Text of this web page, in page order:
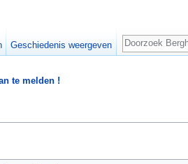
te melden !
Geschiedenis weergeven
Zoeken